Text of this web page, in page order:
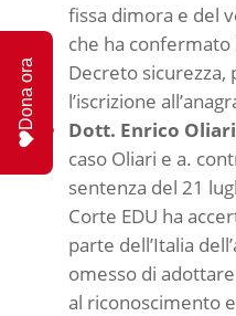
fissa dimora e del
che ha confermato
Decreto sicurezza,
l’iscrizione
Dott. Enrico Oliari
caso Oliari e a.
sentenza del 21
Corte EDU ha
parte dell’Italia
omesso di
al riconoscimento
Dona ora